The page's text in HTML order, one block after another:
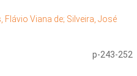
Flávio Viana de; Silveira, José
p-243-252